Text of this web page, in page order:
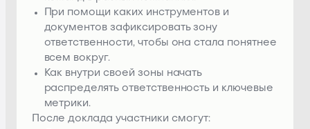
При помощи каких инструментов и
документов зафиксировать зону
ответственности, чтобы она стала понятнее
всем вокруг.
Как внутри своей зоны начать
распределять ответственность и ключевые
метрики.
После доклада участники смогут: